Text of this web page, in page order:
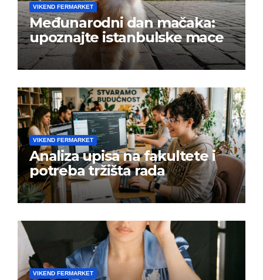
VIKEND FERMARKET
Međunarodni dan mačaka:
upoznajte istanbulske mace
VIKEND FERMARKET
Analiza upisa na fakultete i
potreba tržišta rada
VIKEND FERMARKET